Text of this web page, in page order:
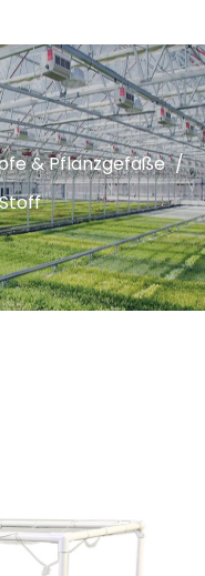
& Pflanzgefäße /